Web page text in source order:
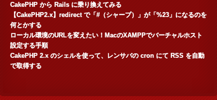
CakePHP から Rails に乗り換えてみる
【CakePHP2.x】redirect で「#（シャープ）」が「%23」になるのを
何とかする
ローカル環境のURLを変えたい！MacのXAMPPでバーチャルホスト
設定する手順
CakePHP 2.x のシェルを使って、レンサバの cron にて RSS を自動
で取得する